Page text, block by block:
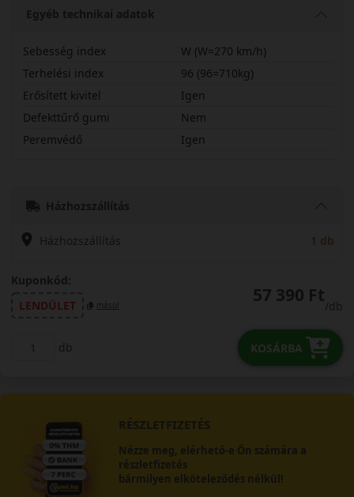
Egyéb technikai adatok
Sebesség index
W (W=270 km/h)
Terhelési index
96 (96=710kg)
Erősített kivitel
Igen
Defekttűrő gumi
Nem
Peremvédő
Igen
Házhozszállítás
Házhozszállítás 1 db
Kuponkód:
LENDÜLET
másol 57 390 Ft
/db
db KOSÁRBA
RÉSZLETFIZETÉS
Nézze meg, elérhető-e Ön számára a
részletfizetés
bármilyen elköteleződés nélkül!